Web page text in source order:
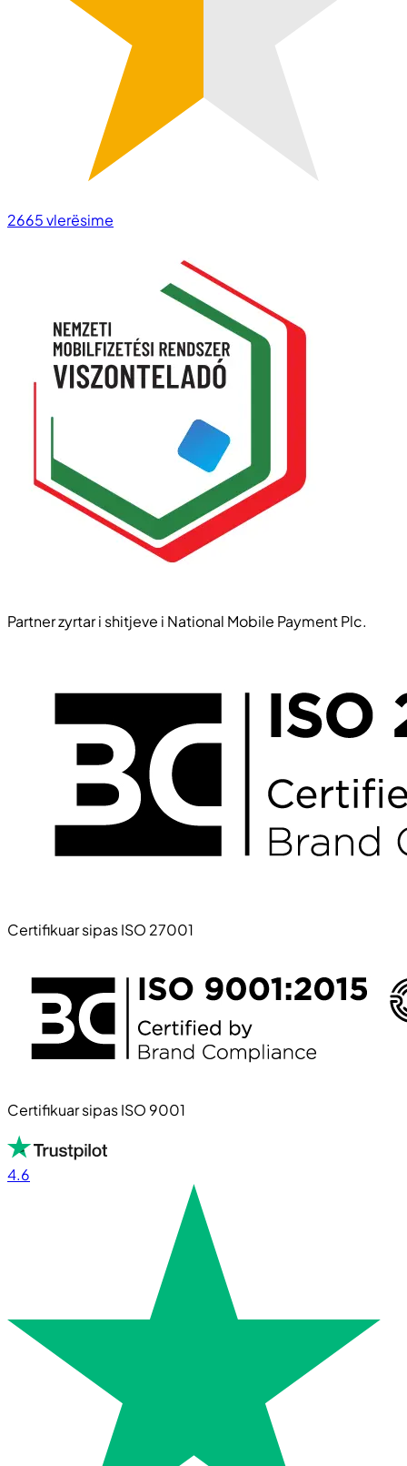
2665vlerësime
Partner zyrtar i shitjeve i National Mobile Payment Plc.
Certifikuar sipas ISO 27001
Certifikuar sipas ISO 9001
4.6